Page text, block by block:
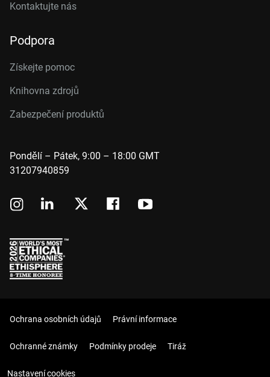
Kontaktujte nás
Podpora
Získejte pomoc
Knihovna zdrojů
Zabezpečení produktů
Pondělí – Pátek, 9:00 – 18:00 GMT
31207940859
Ochrana osobních údajů Právní informace
Ochranné známky Podmínky prodeje Tiráž
Nastavení cookies